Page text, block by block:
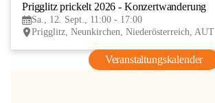
Prigglitz prickelt 2026 - Konzertwanderung
Sa., 12. Sept., 11:00 - 17:00
Prigglitz, Neunkirchen, Niederösterreich, AUT
Veranstaltungskalender